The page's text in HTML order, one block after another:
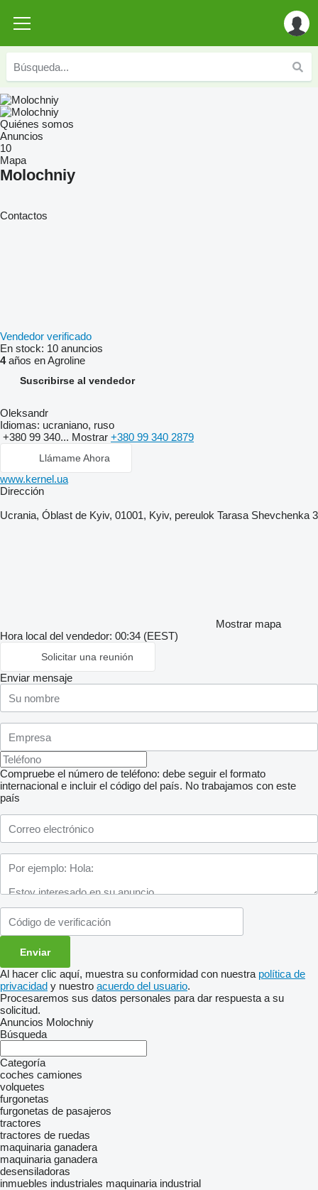
Quiénes somos
Anuncios
10
Mapa
Molochniy
Contactos
Vendedor verificado
En stock: 10 anuncios
4años en Agroline
Suscribirse al vendedor
Oleksandr
Idiomas: ucraniano, ruso
+380 99 340... Mostrar +380 99 340 2879
Llámame Ahora
www.kernel.ua
Dirección
Ucrania, Óblast de Kyiv, 01001, Kyiv, pereulok Tarasa Shevchenka 3
Mostrar mapa
Hora local del vendedor: 00:34 (EEST)
Solicitar una reunión
Enviar mensaje
Compruebe el número de teléfono: debe seguir el formato
internacional e incluir el código del país. No trabajamos con este
país
Al hacer clic aquí, muestra su conformidad con nuestra política de
privacidad y nuestro acuerdo del usuario.
Procesaremos sus datos personales para dar respuesta a su
solicitud.
Anuncios Molochniy
Búsqueda
Categoría
coches camiones
volquetes
furgonetas
furgonetas de pasajeros
tractores
tractores de ruedas
maquinaria ganadera
maquinaria ganadera
desensiladoras
inmuebles industriales maquinaria industrial